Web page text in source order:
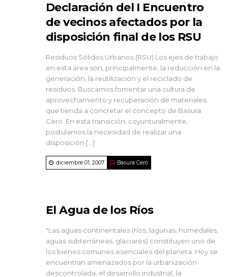
Declaración del I Encuentro
de vecinos afectados por la
disposición final de los RSU
Residuos Sólidos Urbanos (RSU) Los ejes de trabajo
en esta área son, principalmente, la reducción en la
generación, la reutilización y el reciclado de
residuos. Buscamos fomentar una cultura de
aprovechamiento y recuperación de materiales
que tienda a concretar el concepto de Basura
Cero. En esta transición, coyunturalmente,
postulamos la necesidad de realizar una
disposición […]
diciembre 01, 2007 Basura Cero
El Agua de los Ríos
"Las aguas continentales (ríos, lagunas, humedales,
aguas subterráneas, glaciares) constituyen uno de
los bienes comunes esenciales del planeta. Hoy se
encuentran amenazados por la urbanización
descontrolada, el desarrollo industrial, la